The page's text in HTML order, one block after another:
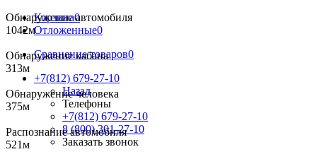
Корзина0
Отложенные0
Сравнение товаров0
+7(812) 679-27-10
Назад
Телефоны
+7(812) 679-27-10
8 (800) 301-27-10
Заказать звонок
Обнаружение автомобиля
1042м
Обнаружение кабана
313м
Обнаружение человека
375м
Распознание автомобиля
521м